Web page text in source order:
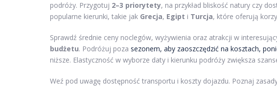
podróży. Przygotuj 2–3 priorytety, na przykład bliskość natury czy
popularne kierunki, takie jak Grecja, Egipt i Turcja, które oferują
Sprawdź średnie ceny noclegów, wyżywienia oraz atrakcji w
budżetu. Podróżuj poza sezonem, aby zaoszczędzić na kosztach,
niższe. Elastyczność w wyborze daty i kierunku podróży zwiększa
Weź pod uwagę dostępność transportu i koszty dojazdu. Poznaj